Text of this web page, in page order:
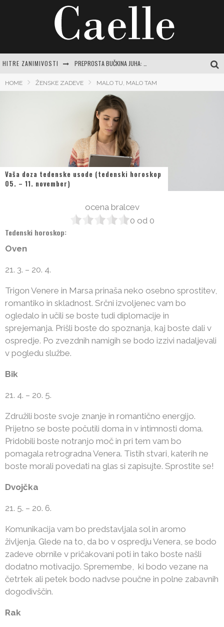
HITRE ZANIMIVOSTI
EVROPSKI POTROŠNIKI NAVDUŠENO KUPUJEJO NOVI SAMSUNG GALAXY Z FOLD8
HOME ŽENSKE ZADEVE MALO TU, MALO TAM
Vaša doza tedenske usode (tedenski horoskop
05. – 11. november)
ocena bralcev
0 od 0
Tedenski horoskop:
Oven
21. 3. – 20. 4.
Trigon Venere in Marsa prinaša neko osebno sprostitev,
romantiko in skladnost. Srčni izvoljenec vam bo
ogledalo in učili se boste tudi diplomacije in
sprejemanja. Prišli boste do spoznanja, kaj boste dali v
ospredje. Po zvezdnih namigih se bodo izzivi nadaljevali
v pogledu službe.
Bik
21. 4. – 20. 5.
Združili boste svoje znanje in romantično energijo.
Prijetno se boste počutili doma in v intimnosti doma.
Pridobili boste notranjo moč in pri tem vam bo
pomagala retrogradna Venera. Tistih stvari, katerih ne
boste morali povedati na glas si zapisujte. Sprostite se!
Dvojčka
21. 5. – 20. 6.
Komunikacija vam bo predstavljala sol in aromo
življenja. Glede na to, da bo v ospredju Venera, se bodo
zadeve obrnile v pričakovani poti in tako boste našli
dodatno motivacijo. Spremembe, ki bodo vezane na
četrtek ali petek bodo nadvse poučne in polne zabavnih
dogodivščin.
Rak